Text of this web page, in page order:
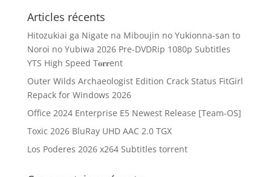
Articles récents
Hitozukiai ga Nigate na Miboujin no Yukionna-san to
Noroi no Yubiwa 2026 Pre-DVDRip 1080p Subtitles
YTS High Speed T𝐨𝐫𝐫ent
Outer Wilds Archaeologist Edition Crack Status FitGirl
Repack for Windows 2026
Office 2024 Enterprise E5 Newest Release [Team-OS]
Toxic 2026 BluRay UHD AAC 2.0 TGX
Los Poderes 2026 x264 Subtitles torrent